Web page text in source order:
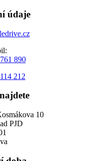
údaje
890
212
10
PJD